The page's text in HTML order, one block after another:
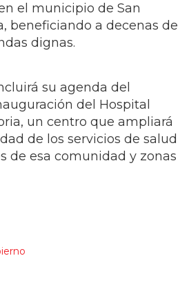
el municipio de San
beneficiando a decenas de
dignas.
su agenda del
del Hospital
un centro que ampliará
de los servicios de salud
de esa comunidad y zonas